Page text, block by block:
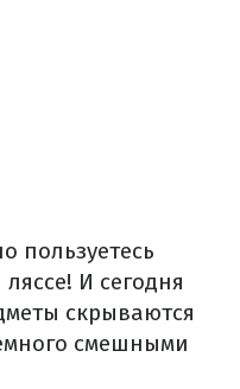
пользуетесь
И сегодня
скрываются
смешными